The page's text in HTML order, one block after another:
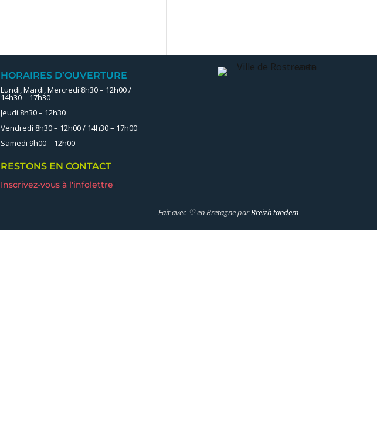
HORAIRES D’OUVERTURE
Lundi, Mardi, Mercredi 8h30 – 12h00 /
14h30 – 17h30
Jeudi 8h30 – 12h30
Vendredi 8h30 – 12h00 / 14h30 – 17h00
Samedi 9h00 – 12h00
RESTONS EN CONTACT
Inscrivez-vous à l'infolettre
Fait avec ♡ en Bretagne parBreizh tandem